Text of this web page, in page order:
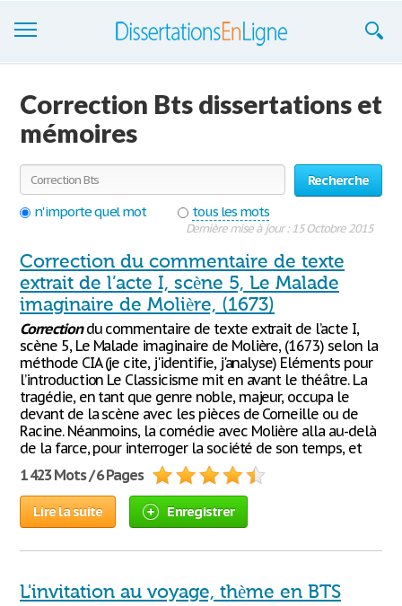
S'inscrire
Se connecter
Contactez-nous
Correction Bts dissertations et
mémoires
Recherche
n'importe quel mot
tous les mots
Dernière mise à jour : 15 Octobre 2015
Correction du commentaire de texte
extrait de l’acte I, scène 5, Le Malade
imaginaire de Molière, (1673)
Correctiondu commentaire de texte extrait de l’acte I,
scène 5, Le Malade imaginaire de Molière, (1673) selon la
méthode CIA (je cite, j'identifie, j'analyse) Eléments pour
l’introduction Le Classicisme mit en avant le théâtre. La
tragédie, en tant que genre noble, majeur, occupa le
devant de la scène avec les pièces de Corneille ou de
Racine. Néanmoins, la comédie avec Molière alla au-delà
de la farce, pour interroger la société de son temps, et
1 423 Mots / 6 Pages
Lire la suite Enregistrer
L'invitation au voyage, thème en BTS